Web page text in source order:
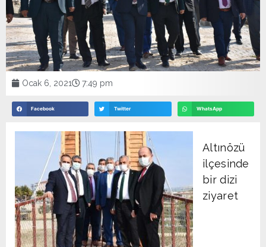
Ocak 6, 2021 7:49 pm
Facebook Twitter WhatsApp
Altınözü
ilçesinde
bir dizi
ziyaret